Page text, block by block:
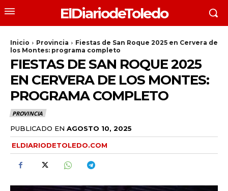
ElDiariodeToledo
Inicio Provincia
Fiestas de San Roque 2025 en Cervera de
los Montes: programa completo
FIESTAS DE SAN ROQUE 2025
EN CERVERA DE LOS MONTES:
PROGRAMA COMPLETO
PROVINCIA
PUBLICADO EN AGOSTO 10, 2025
ELDIARIODETOLEDO.COM